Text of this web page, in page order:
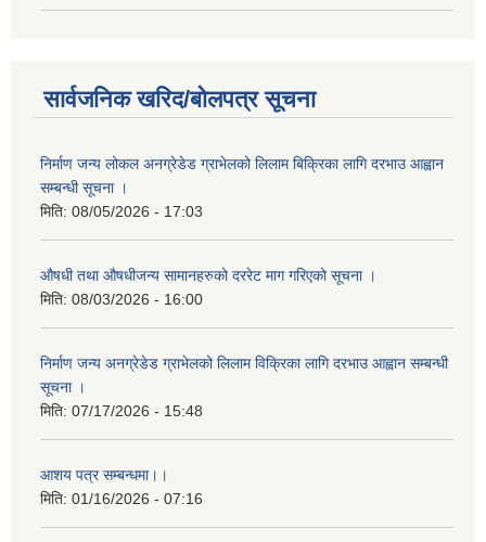
सार्वजनिक खरिद/बोलपत्र सूचना
निर्माण जन्य लोकल अनग्रेडेड ग्राभेलको लिलाम बिक्रिका लागि दरभाउ आह्वान
सम्बन्धी सूचना ।
मिति: 08/05/2026 - 17:03
औषधी तथा औषधीजन्य सामानहरुको दररेट माग गरिएको सूचना ।
मिति: 08/03/2026 - 16:00
निर्माण जन्य अनग्रेडेड ग्राभेलको लिलाम विक्रिका लागि दरभाउ आह्वान सम्बन्धी
सूचना ।
मिति: 07/17/2026 - 15:48
आशय पत्र सम्बन्धमा।।
मिति: 01/16/2026 - 07:16